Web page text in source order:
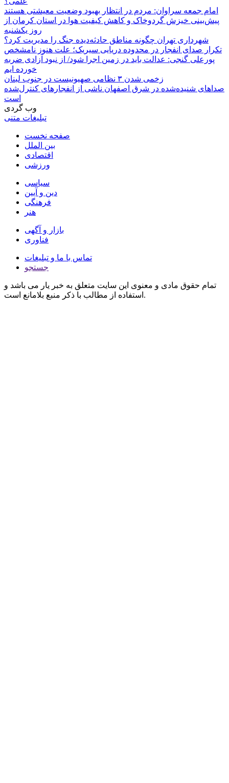
امام جمعه سراوان: مردم در انتظار بهبود وضعیت معیشتی هستند
پیش‌بینی خیزش گردوخاک و کاهش کیفیت هوا در استان کرمان از
روز یکشنبه
شهرداری تهران چگونه مناطق حادثه‌دیده جنگ را مدیریت کرد؟
تکرار صدای انفجار در محدوده دریایی سیریک؛ علت هنوز نامشخص
پورعلی گنجی: عدالت باید در زمین اجرا شود/ از نبود آزادی ضربه
خورده ایم
زخمی شدن ۳ نظامی صهیونیست در جنوب لبنان
صداهای شنیده‌شده در شرق اصفهان ناشی از انفجارهای کنترل‌شده
است
وب گردی
تبلیغات متنی
صفحه نخست
بین الملل
اقتصادی
ورزشی
سیاسی
دین و آیین
فرهنگی
هنر
بازار و آگهی
فناوری
تماس با ما و تبلیغات
جستجو
تمام حقوق مادی و معنوی این سایت متعلق به خبر یار می باشد و
استفاده از مطالب با ذکر منبع بلامانع است.